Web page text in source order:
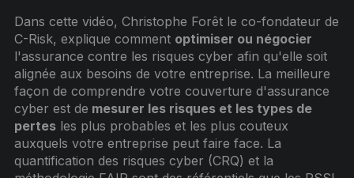
Dans cette vidéo, Christophe Forêt le co-fondateur de
C-Risk, explique comment optimiser ou négocier
l'assurance contre les risques cyber afin qu'elle soit
alignée aux besoins de votre entreprise. La meilleure
façon de comprendre votre couverture d'assurance
cyber est de mesurer les risques et les types de
pertesles plus probables et les plus couteux
auxquels votre entreprise peut faire face. La
quantification des risques cyber (CRQ) et la